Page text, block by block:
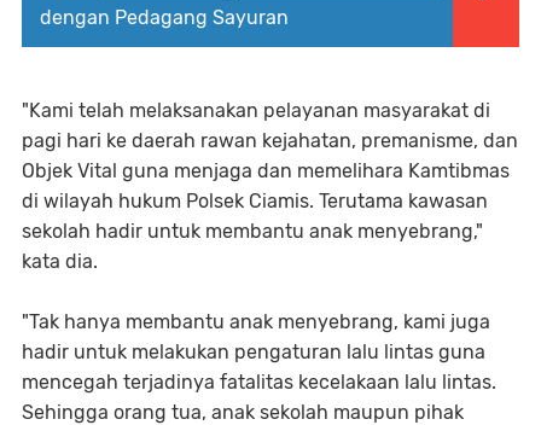
dengan Pedagang Sayuran
"Kami telah melaksanakan pelayanan masyarakat di
pagi hari ke daerah rawan kejahatan, premanisme, dan
Objek Vital guna menjaga dan memelihara Kamtibmas
di wilayah hukum Polsek Ciamis. Terutama kawasan
sekolah hadir untuk membantu anak menyebrang,"
kata dia.
"Tak hanya membantu anak menyebrang, kami juga
hadir untuk melakukan pengaturan lalu lintas guna
mencegah terjadinya fatalitas kecelakaan lalu lintas.
Sehingga orang tua, anak sekolah maupun pihak